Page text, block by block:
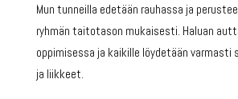
Mun tunneilla edetään rauhassa ja
ryhmän taitotason mukaisesti. Haluan
oppimisessa ja kaikille löydetään
ja liikkeet.